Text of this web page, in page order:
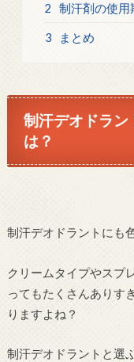
2 制汗剤の使用
3 まとめ
制汗デオドラン
は？
制汗デオドラントにも
クリームタイプやスプ
ってもたくさんありす
りますよね？
制汗デオドラントと選